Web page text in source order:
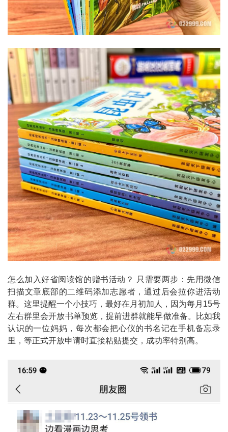
怎么加入好省阅读馆的赠书活动？ 只需要两步：先用微信
扫描文章底部的二维码添加志愿者，通过后会拉你进活动
群。这里提醒一个小技巧，最好在月初加人，因为每月15号
左右群里会开放书单预览，提前进群就能早做准备。比如我
认识的一位妈妈，每次都会把心仪的书名记在手机备忘录
里，等正式开放申请时直接粘贴提交，成功率特别高。